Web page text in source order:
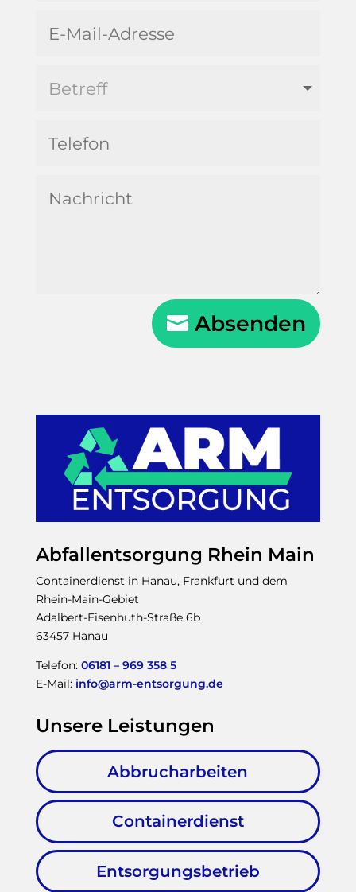
Absenden
Abfallentsorgung Rhein Main
Containerdienst in Hanau, Frankfurt und dem
Rhein-Main-Gebiet
Adalbert-Eisenhuth-Straße 6b
63457 Hanau
Telefon: 06181 – 969 358 5
E-Mail: info@arm-entsorgung.de
Unsere Leistungen
Abbrucharbeiten
Containerdienst
Entsorgungsbetrieb